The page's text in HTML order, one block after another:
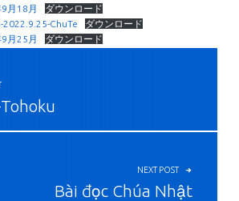
月18月
ダウンロード
2022.9.25-ChuTe
ダウンロード
月25月
ダウンロード
NEXT POST
Bài đọc Chúa Nhật